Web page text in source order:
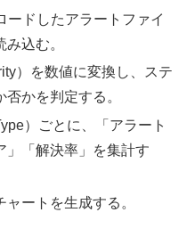
ードしたアラートファイ
込む。
）を数値に変換し、ステ
かを判定する。
）ごとに、「アラート
」「解決率」を集計す
ートを生成する。